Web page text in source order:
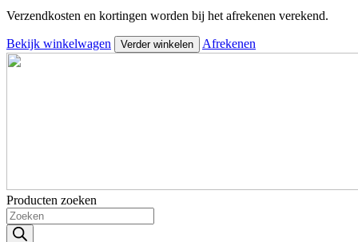
Verzendkosten en kortingen worden bij het afrekenen verekend.
Bekijk winkelwagen Verder winkelen Afrekenen
Producten zoeken